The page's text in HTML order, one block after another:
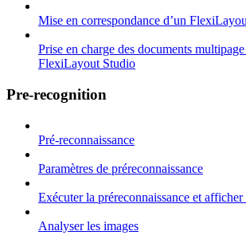
Mise en correspondance d’un
Prise en charge des documents
FlexiLayout Studio
Pre-recognition
Pré-reconnaissance
Paramètres de préreconnaissance
Exécuter la préreconnaissance et afficher
Analyser les images